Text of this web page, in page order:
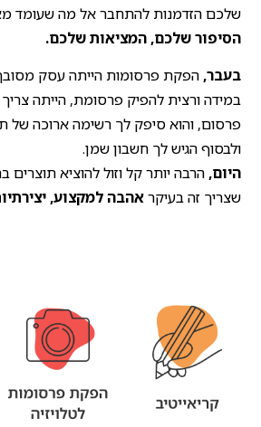
שלכם הזדמנות להתחבר אל מה שעומד
הסיפור שלכם, המציאות שלכם.
בעבר, הפקת פרסומות הייתה עסק
במידה ורצית להפיק פרסומת, הייתה
פרסום, והוא סיפק לך רשימה ארוכה של
ולבסוף הגיש לך חשבון שמן.
היום, הרבה יותר קל וזול להוציא
שצריך זה בעיקראהבה למקצוע,